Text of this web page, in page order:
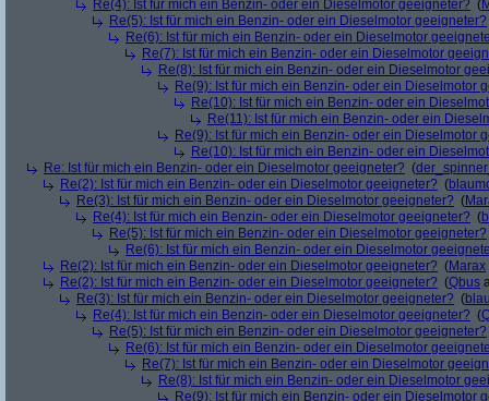
Re(4): Ist für mich ein Benzin- oder ein Dieselmotor geeigneter? (
Re(5): Ist für mich ein Benzin- oder ein Dieselmotor geeigneter?
Re(6): Ist für mich ein Benzin- oder ein Dieselmotor
Re(7): Ist für mich ein Benzin- oder ein Dieselmotor
Re(8): Ist für mich ein Benzin- oder ein Dieselmotor
Re(9): Ist für mich ein Benzin- oder ein Dieselmotor
Re(10): Ist für mich ein Benzin- oder ein
Re(11): Ist für mich ein Benzin- oder ein
Re(9): Ist für mich ein Benzin- oder ein Dieselmotor
Re(10): Ist für mich ein Benzin- oder ein
Re: Ist für mich ein Benzin- oder ein Dieselmotor geeigneter? (
Re(2): Ist für mich ein Benzin- oder ein Dieselmotor geeigneter? (
Re(3): Ist für mich ein Benzin- oder ein Dieselmotor geeigneter? (
Re(4): Ist für mich ein Benzin- oder ein Dieselmotor geeigneter? (
Re(5): Ist für mich ein Benzin- oder ein Dieselmotor geeigneter?
Re(6): Ist für mich ein Benzin- oder ein Dieselmotor
Re(2): Ist für mich ein Benzin- oder ein Dieselmotor geeigneter? (Marax
Re(2): Ist für mich ein Benzin- oder ein Dieselmotor geeigneter? (Qbus
Re(3): Ist für mich ein Benzin- oder ein Dieselmotor geeigneter? (
Re(4): Ist für mich ein Benzin- oder ein Dieselmotor geeigneter? (
Re(5): Ist für mich ein Benzin- oder ein Dieselmotor geeigneter?
Re(6): Ist für mich ein Benzin- oder ein Dieselmotor
Re(7): Ist für mich ein Benzin- oder ein Dieselmotor
Re(8): Ist für mich ein Benzin- oder ein Dieselmotor
Re(9): Ist für mich ein Benzin- oder ein Dieselmotor